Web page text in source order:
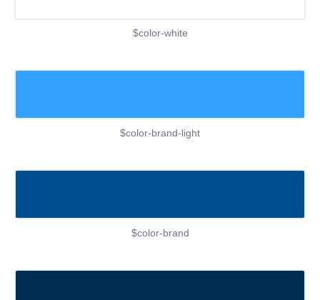
$color-white
$color-brand-light
$color-brand